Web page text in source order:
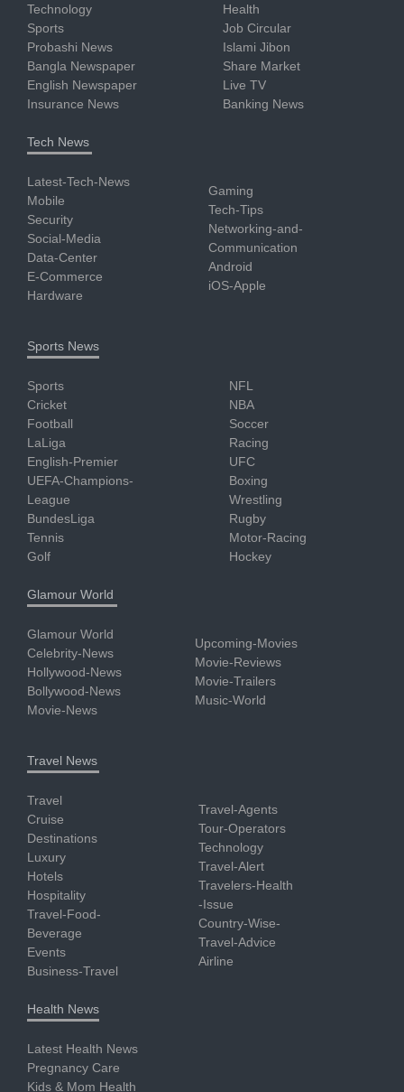
Technology
Sports
Probashi News
Bangla Newspaper
English Newspaper
Insurance News
Health
Job Circular
Islami Jibon
Share Market
Live TV
Banking News
Tech News
Latest-Tech-News
Mobile
Security
Social-Media
Data-Center
E-Commerce
Hardware
Gaming
Tech-Tips
Networking-and-
Communication
Android
iOS-Apple
Sports News
Sports
Cricket
Football
LaLiga
English-Premier
UEFA-Champions-
League
BundesLiga
Tennis
Golf
NFL
NBA
Soccer
Racing
UFC
Boxing
Wrestling
Rugby
Motor-Racing
Hockey
Glamour World
Glamour World
Celebrity-News
Hollywood-News
Bollywood-News
Movie-News
Upcoming-Movies
Movie-Reviews
Movie-Trailers
Music-World
Travel News
Travel
Cruise
Destinations
Luxury
Hotels
Hospitality
Travel-Food-
Beverage
Events
Business-Travel
Travel-Agents
Tour-Operators
Technology
Travel-Alert
Travelers-Health
-Issue
Country-Wise-
Travel-Advice
Airline
Health News
Latest Health News
Pregnancy Care
Kids & Mom Health